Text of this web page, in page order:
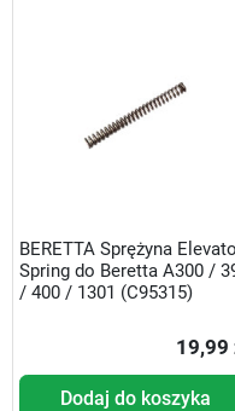
BERETTA Sprężyna
Spring do Beretta A300 /
/ 400 / 1301 (C95315)
19,99
Dodaj do koszyka